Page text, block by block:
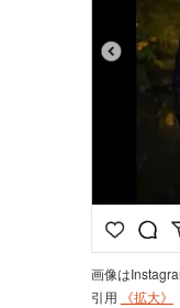
画像は
引用
《拡大》